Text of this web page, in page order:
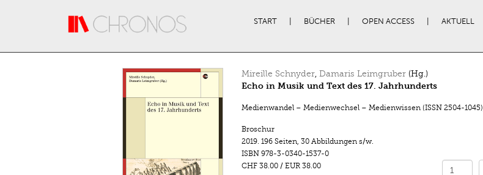
START BÜCHER OPEN ACCESS AKTUELL
Mireille Schnyder, Damaris Leimgruber(Hg.)
Echo in Musik und Text des 17. Jahrhunderts
Medienwandel – Medienwechsel – Medienwissen (ISSN 2504-1045)
Broschur
2019. 196 Seiten, 30 Abbildungen s/w.
ISBN 978-3-0340-1537-0
CHF 38.00/ EUR 38.00